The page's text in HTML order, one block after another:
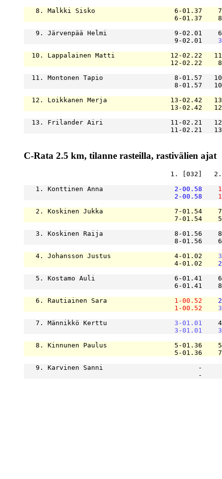
8. Malkki Sisko                    6-01.37
6-01.37
9. Järvenpää Helmi                 9-02.01
                                      9-02.01
10. Lappalainen Matti              12-02.22
12-02.22
11. Montonen Tapio                  8-01.57
8-01.57
12. Loikkanen Merja                13-02.42
13-02.42
13. Frilander Airi                 11-02.21
11-02.21
C-Rata 2.5 km, tilanne rasteilla, rastivälien ajat
1. [032]
   1. Konttinen Anna
2-00.58
2-00.58
2. Koskinen Jukka                  7-01.54
7-01.54
3. Koskinen Raija                  8-01.56
8-01.56
   4. Johansson Justus                4-01.02
                                      4-01.02
5. Kostamo Auli                    6-01.41
6-01.41
   6. Rautiainen Sara
1-00.52
1-00.52
   7. Männikkö Kerttu
3-01.01
3-01.01
8. Kinnunen Paulus                 5-01.36
5-01.36
9. Karvinen Sanni                        -
-